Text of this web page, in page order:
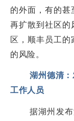
的外面，有的甚
再扩散到社区的
区，顺丰员工
的风险。
湖州德清
工作人员
据湖州发